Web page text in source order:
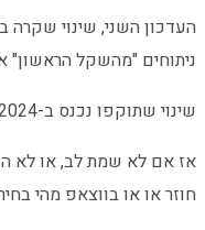
העדכון השני, שינוי שקרה
ניתוחים "מהשקל הראשון" אחרי
שינוי שתוקפו נכנס ב-1.6.2024
אז אם לא שמת לב, או לא
חוזר או או בווצאפ מהי